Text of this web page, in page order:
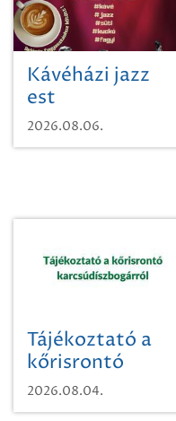
Kávéházi jazz
est
2026.08.06.
Tájékoztató a
kőrisrontó
2026.08.04.